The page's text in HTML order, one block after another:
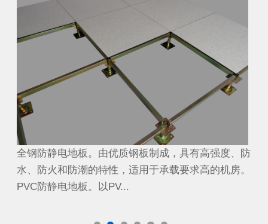
全钢防静电地板。由优质钢板制成，具有高强度、防
水、防火和防潮的特性，适用于承载要求高的机房。
PVC防静电地板。以PV...